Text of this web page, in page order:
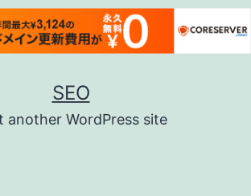
SEO
another WordPress site